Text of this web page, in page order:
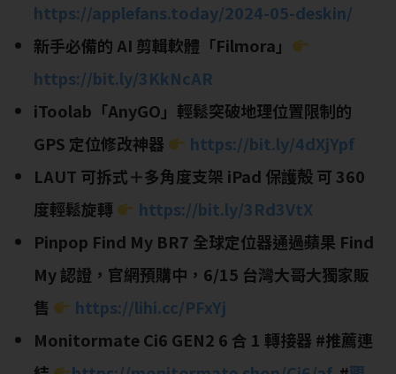
https://applefans.today/2024-05-deskin/
新手必備的 AI 剪輯軟體「Filmora」
https://bit.ly/3KkNcAR
iToolab「AnyGO」輕鬆突破地理位置限制的
GPS 定位修改神器
https://bit.ly/4dXjYpf
LAUT 可拆式＋多角度支架 iPad 保護殻 可 360
度輕鬆旋轉
https://bit.ly/3Rd3VtX
Pinpop Find My BR7 全球定位器通過蘋果 Find
My 認證，官網預購中，6/15 台灣大哥大獨家販
售
https://lihi.cc/PFxYj
Monitormate Ci6 GEN2 6 合 1 轉接器 #推薦連